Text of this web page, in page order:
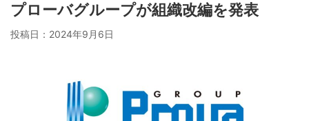
プローバグループが組織改編を発表
投稿日： 2024年9月6日